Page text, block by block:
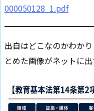
000050128_1.pdf
出自はどこなのかわか
とめた画像がネットに